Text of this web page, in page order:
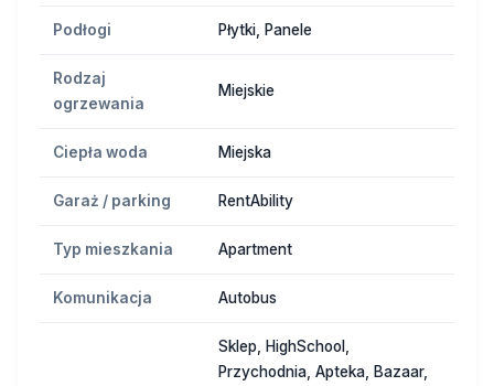
Podłogi Płytki, Panele
Rodzaj
ogrzewania
Miejskie
Ciepła woda Miejska
Garaż / parking RentAbility
Typ mieszkania Apartment
Komunikacja Autobus
Sklep, HighSchool,
Przychodnia, Apteka, Bazaar,